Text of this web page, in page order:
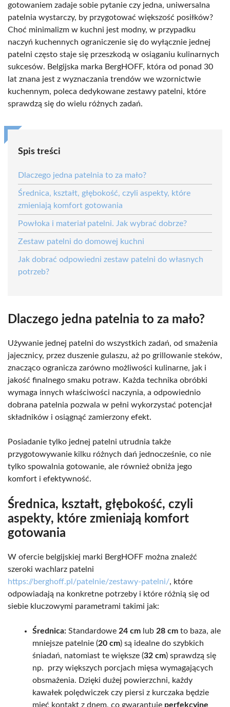
gotowaniem zadaje sobie pytanie czy jedna, uniwersalna
patelnia wystarczy, by przygotować większość posiłków?
Choć minimalizm w kuchni jest modny, w przypadku
naczyń kuchennych ograniczenie się do wyłącznie jednej
patelni często staje się przeszkodą w osiąganiu kulinarnych
sukcesów. Belgijska marka BergHOFF, która od ponad 30
lat znana jest z wyznaczania trendów we wzornictwie
kuchennym, poleca dedykowane zestawy patelni, które
sprawdzą się do wielu różnych zadań.
Spis treści
Dlaczego jedna patelnia to za mało?
Średnica, kształt, głębokość, czyli aspekty, które
zmieniają komfort gotowania
Powłoka i materiał patelni. Jak wybrać dobrze?
Zestaw patelni do domowej kuchni
Jak dobrać odpowiedni zestaw patelni do własnych
potrzeb?
Dlaczego jedna patelnia to za mało?
Używanie jednej patelni do wszystkich zadań, od smażenia
jajecznicy, przez duszenie gulaszu, aż po grillowanie steków,
znacząco ogranicza zarówno możliwości kulinarne, jak i
jakość finalnego smaku potraw. Każda technika obróbki
wymaga innych właściwości naczynia, a odpowiednio
dobrana patelnia pozwala w pełni wykorzystać potencjał
składników i osiągnąć zamierzony efekt.
Posiadanie tylko jednej patelni utrudnia także
przygotowywanie kilku różnych dań jednocześnie, co nie
tylko spowalnia gotowanie, ale również obniża jego
komfort i efektywność.
Średnica, kształt, głębokość, czyli
aspekty, które zmieniają komfort
gotowania
W ofercie belgijskiej marki BergHOFF można znaleźć
szeroki wachlarz patelni
https://berghoff.pl/patelnie/zestawy-patelni/, które
odpowiadają na konkretne potrzeby i które różnią się od
siebie kluczowymi parametrami takimi jak:
Średnica: Standardowe 24 cm lub 28 cm to baza, ale
mniejsze patelnie (20 cm) są idealne do szybkich
śniadań, natomiast te większe (32 cm) sprawdzą się
np.
przy większych porcjach mięsa wymagających
obsmażenia. Dzięki dużej powierzchni, każdy
kawałek polędwiczek czy piersi z kurczaka będzie
mieć kontakt z dnem, co gwarantuje perfekcyjne